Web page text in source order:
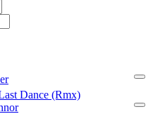
Dance (Rmx)